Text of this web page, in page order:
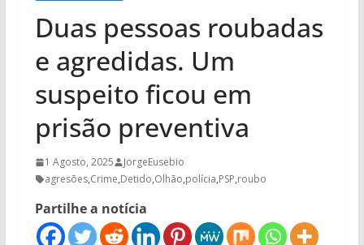
Duas pessoas roubadas
e agredidas. Um
suspeito ficou em
prisão preventiva
1 Agosto, 2025
JorgeEusebio
agresões,Crime,Detido,Olhão,polícia,PSP,roubo
Partilhe a notícia